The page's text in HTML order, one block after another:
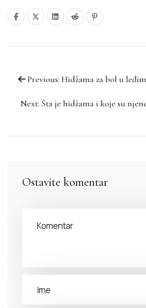
Previous: Hidžama za bol u
Next: Šta je hidžama i koje su
Ostavite komentar